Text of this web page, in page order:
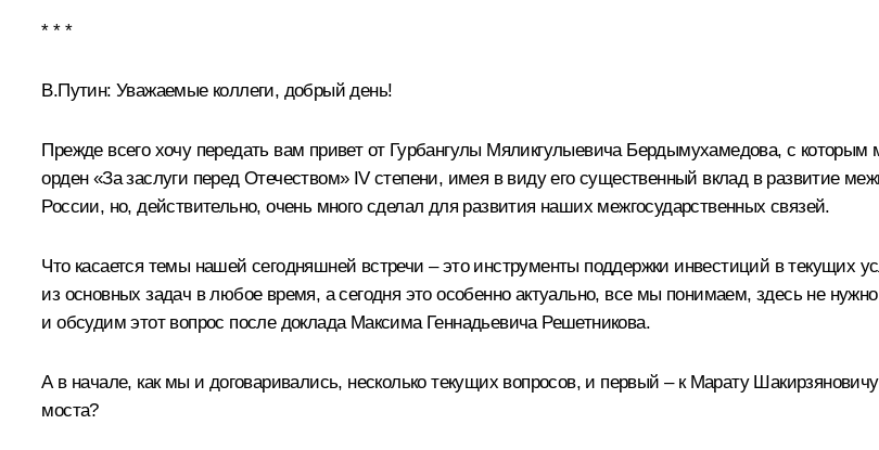
* * *
В.Путин: Уважаемые коллеги, добрый день!
Прежде всего хочу передать вам привет от Гурбангулы Мяликгулыевича Бердымухамедова, с которым
орден «За заслуги перед Отечеством» IV степени, имея в виду его существенный вклад в развитие
России, но, действительно, очень много сделал для развития наших межгосударственных связей.
Что касается темы нашей сегодняшней встречи – это инструменты поддержки инвестиций в текущих
из основных задач в любое время, а сегодня это особенно актуально, все мы понимаем, здесь не
и обсудим этот вопрос после доклада Максима Геннадьевича Решетникова.
А в начале, как мы и договаривались, несколько текущих вопросов, и первый – к Марату
моста?